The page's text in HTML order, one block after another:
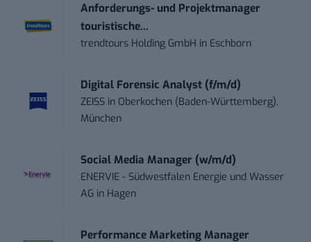
Anforderungs- und Projektmanager
touristische...
trendtours Holding GmbH in Eschborn
Digital Forensic Analyst (f/m/d)
ZEISS in Oberkochen (Baden-Württemberg),
München
Social Media Manager (w/m/d)
ENERVIE - Südwestfalen Energie und Wasser
AG in Hagen
Performance Marketing Manager